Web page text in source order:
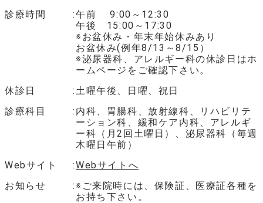
診療時間
午前 9:00～12:30
午後 15:00～17:30
※お盆休み・年末年始休みあり
お盆休み(例年8/13～8/15）
※泌尿器科、アレルギー科の休診日はホ
ームページをご確認下さい。
休診日
土曜午後、日曜、祝日
診療科目
内科、胃腸科、放射線科、リハビリテ
ーション科、緩和ケア内科、アレルギ
ー科（月2回土曜日）、泌尿器科（毎週
木曜日午前）
Webサイト
Webサイトへ
お知らせ
※ご来院時には、保険証、医療証各種を
お持ち下さい。